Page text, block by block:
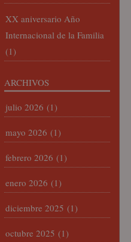
XX aniversario Año
Internacional de la Familia
(1)
ARCHIVOS
julio 2026 (1)
mayo 2026 (1)
febrero 2026 (1)
enero 2026 (1)
diciembre 2025 (1)
octubre 2025 (1)